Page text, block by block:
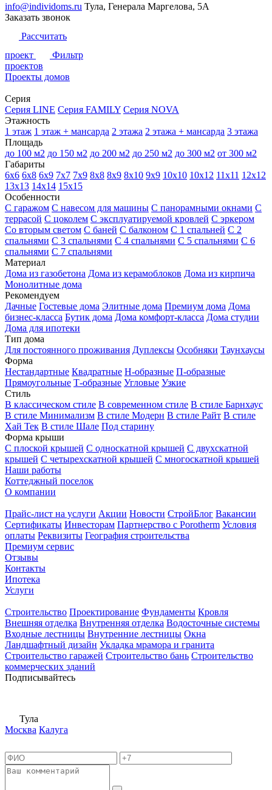
info@individoms.ru Тула, Генерала Маргелова, 5А
Заказать звонок
Рассчитать
проект
Фильтр
проектов
Проекты домов
Серия
Серия LINE Серия FAMILY Серия NOVA
Этажность
1 этаж 1 этаж + мансарда 2 этажа 2 этажа + мансарда 3 этажа
Площадь
до 100 м2 до 150 м2 до 200 м2 до 250 м2 до 300 м2 от 300 м2
Габариты
6х6 6х8 6х9 7х7 7х9 8х8 8х9 8х10 9х9 10х10 10х12 11х11 12х12
13х13 14х14 15х15
Особенности
С гаражом С навесом для машины С панорамными окнами С
террасой С цоколем С эксплуатируемой кровлей С эркером
Со вторым светом С баней С балконом С 1 спальней С 2
спальнями С 3 спальнями С 4 спальнями С 5 спальнями С 6
спальнями С 7 спальнями
Материал
Дома из газобетона Дома из керамоблоков Дома из кирпича
Монолитные дома
Рекомендуем
Дачные Гостевые дома Элитные дома Премиум дома Дома
бизнес-класса Бутик дома Дома комфорт-класса Дома студии
Дома для ипотеки
Тип дома
Для постоянного проживания Дуплексы Особняки Таунхаусы
Форма
Нестандартные Квадратные Н-образные П-образные
Прямоугольные Т-образные Угловые Узкие
Стиль
В классическом стиле В современном стиле В стиле Барнхаус
В стиле Минимализм В стиле Модерн В стиле Райт В стиле
Хай Тек В стиле Шале Под старину
Форма крыши
С плоской крышей С односкатной крышей С двухскатной
крышей С четырехскатной крышей С многоскатной крышей
Наши работы
Коттеджный поселок
О компании
Прайс-лист на услуги Акции Новости СтройБлог Вакансии
Сертификаты Инвесторам Партнерство с Porotherm Условия
оплаты Реквизиты География строительства
Премиум сервис
Отзывы
Контакты
Ипотека
Услуги
Строительство Проектирование Фундаменты Кровля
Внешняя отделка Внутренняя отделка Водосточные системы
Входные лестницы Внутренние лестницы Окна
Ландшафтный дизайн Укладка мрамора и гранита
Строительство гаражей Строительство бань Строительство
коммерческих зданий
Подписывайтесь
Тула
Москва Калуга